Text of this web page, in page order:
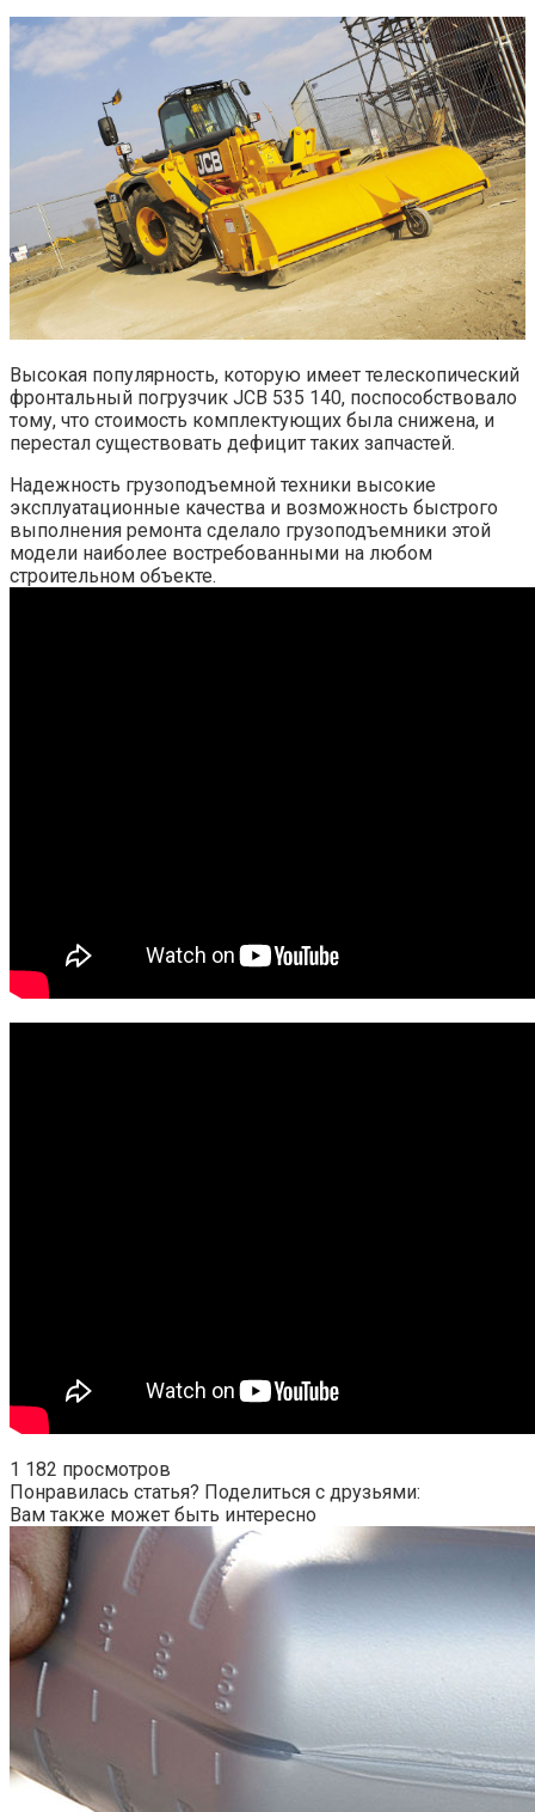
Высокая популярность, которую имеет телескопический
фронтальный погрузчик JCB 535 140, поспособствовало
тому, что стоимость комплектующих была снижена, и
перестал существовать дефицит таких запчастей.
Надежность грузоподъемной техники высокие
эксплуатационные качества и возможность быстрого
выполнения ремонта сделало грузоподъемники этой
модели наиболее востребованными на любом
строительном объекте.
1 182 просмотров
Понравилась статья? Поделиться с друзьями:
Вам также может быть интересно